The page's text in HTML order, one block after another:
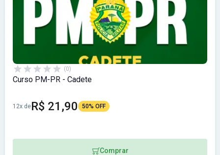
(0)
Curso PM-PR - Cadete
12x deR$ 21,90 50% OFF
Comprar